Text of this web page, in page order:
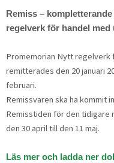
Remiss –
regelverk för handel med
Promemorian Nytt
remitterades den 20 januari
februari.
Remissvaren ska ha kommit
Remisstiden för den tidigare
den 30 april till den 11 maj.
Läs mer och ladda ner